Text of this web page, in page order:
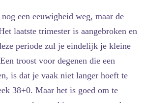
een eeuwigheid weg, maar de
laatste trimester is aangebroken en
periode zul je eindelijk je kleine
troost voor degenen die een
is dat je vaak niet langer hoeft te
38+0. Maar het is goed om te